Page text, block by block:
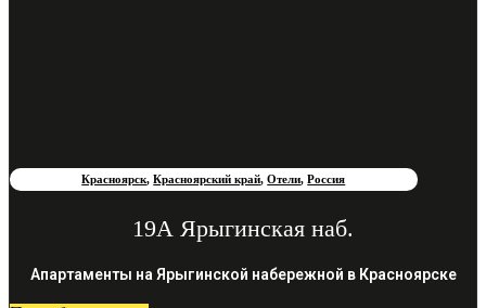
Красноярск,Красноярский край,Отели,Россия
19А Ярыгинская наб.
Апартаменты на Ярыгинской набережной в Красноярске